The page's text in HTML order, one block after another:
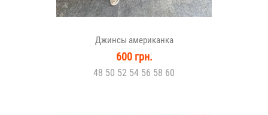
Джинсы американка
600 грн.
48 50 52 54 56 58 60